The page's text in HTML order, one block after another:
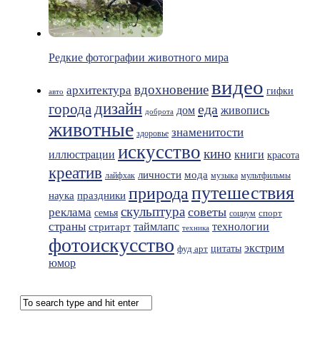
Редкие фотографии животного мира
авто архитектура вдохновениевидео гифки
городадизайн доброта дом еда живопись
животные здоровье знаменитости
иллюстрации искусство кино книги красота
креатив лайфхак личности мода музыка мультфильмы
наука праздники природапутешествия
реклама семья скульптура советы социум спорт
страны стритарт таймлапс техника технологии
фотоискусство фуд арт цитаты экстрим
юмор